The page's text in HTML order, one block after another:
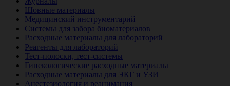
Шовные материалы
Медицинский инструментарий
Системы для забора биоматериалов
Расходные материалы для лабораторий
Реагенты для лабораторий
Тест-полоски, тест-системы
Гинекологические расходные материалы
Расходные материалы для ЭКГ и УЗИ
Анестезиология и реанимация